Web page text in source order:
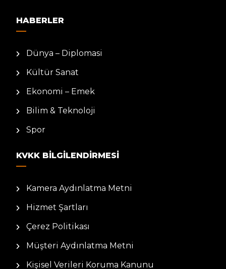
HABERLER
Dünya – Diplomasi
Kültür Sanat
Ekonomi – Emek
Bilim & Teknoloji
Spor
KVKK BILGILENDIRMESI
Kamera Aydınlatma Metni
Hizmet Şartları
Çerez Politikası
Müşteri Aydınlatma Metni
Kişisel Verileri Koruma Kanunu